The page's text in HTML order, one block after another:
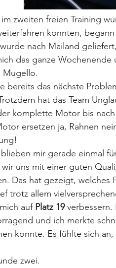
zweiten freien Training
konnten,
nach Mailand
das ganze
Mugello.
bereits das nächste
hat das Team
komplette Motor bis
ersetzen ja, Rahnen
mir gerade einmal
uns mit einer guten
Das hat gezeigt, welches
trotz allem
auf Platz 19 verbessern.
und ich merkte
konnte. Es fühlte sich
zwei.